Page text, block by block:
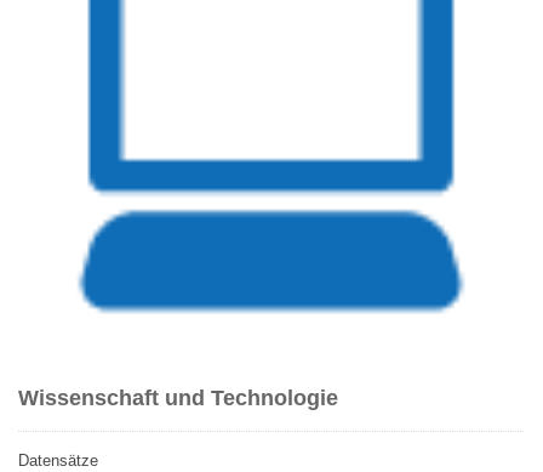
Wissenschaft und Technologie
Datensätze